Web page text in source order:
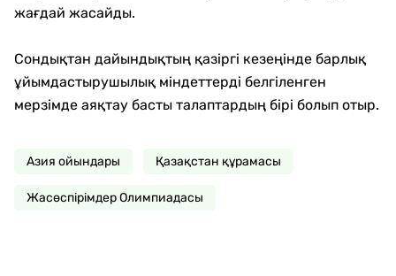
жағдай жасайды.
Сондықтан дайындықтың қазіргі кезеңінде барлық
ұйымдастырушылық міндеттерді белгіленген
мерзімде аяқтау басты талаптардың бірі болып отыр.
Азия ойындары Қазақстан құрамасы
Жасөспірімдер Олимпиадасы